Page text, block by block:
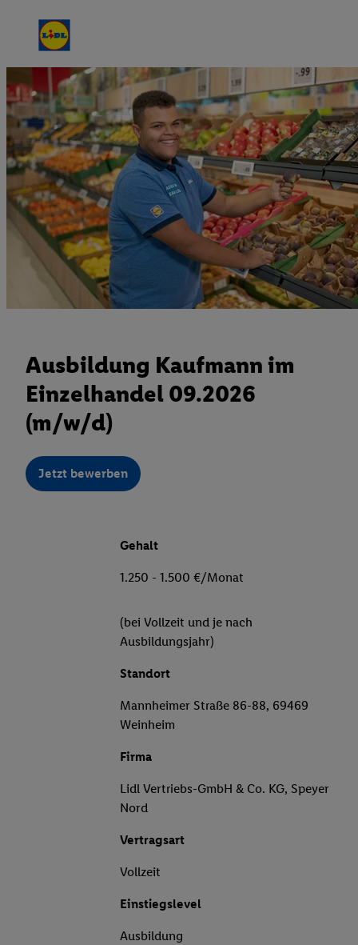
Ausbildung Kaufmann im
Einzelhandel 09.2026
(m/w/d)
Jetzt bewerben
Gehalt
1.250 - 1.500 €/Monat
(bei Vollzeit und je nach
Ausbildungsjahr)
Standort
Mannheimer Straße 86-88, 69469
Weinheim
Firma
Lidl Vertriebs-GmbH & Co. KG, Speyer
Nord
Vertragsart
Vollzeit
Einstiegslevel
Ausbildung